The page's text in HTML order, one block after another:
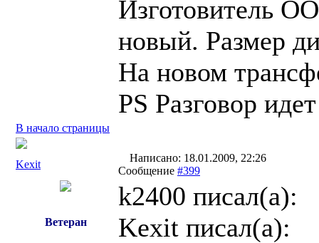
Изготовитель
новый. Размер
На новом
PS Разговор
В начало страницы
Kexit
Написано: 18.01.2009, 22:26
Сообщение #399
Ветеран
k2400 писал(a):
Kexit писал(a):